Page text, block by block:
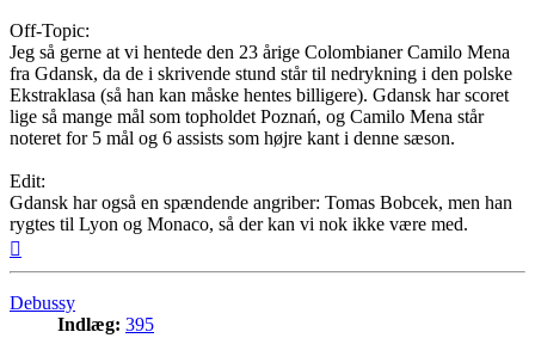
Off-Topic:
Jeg så gerne at vi hentede den 23 årige Colombianer Camilo Mena
fra Gdansk, da de i skrivende stund står til nedrykning i den polske
Ekstraklasa (så han kan måske hentes billigere). Gdansk har scoret
lige så mange mål som topholdet Poznań, og Camilo Mena står
noteret for 5 mål og 6 assists som højre kant i denne sæson.
Edit:
Gdansk har også en spændende angriber: Tomas Bobcek, men han
rygtes til Lyon og Monaco, så der kan vi nok ikke være med.
Debussy
Indlæg: 395